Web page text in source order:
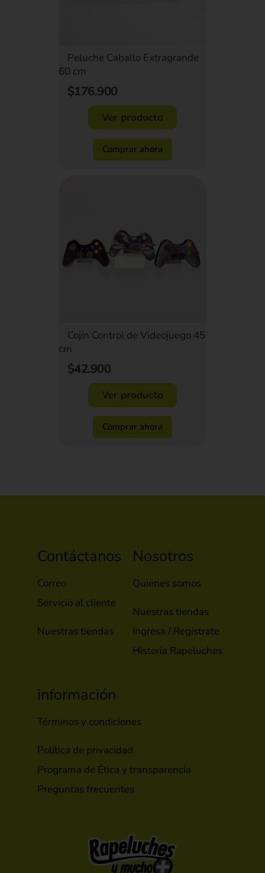
Peluche Caballo Extragrande
60 cm
$176.900
Ver producto
Comprar ahora
Cojín Control de Videojuego 45
cm
$42.900
Ver producto
Comprar ahora
Contáctanos
Correo
Servicio al cliente
Nuestras tiendas
Nosotros
Quienes somos
Nuestras tiendas
Ingresa / Regístrate
Historia Rapeluches
información
Términos y condiciones
Política de privacidad
Programa de Ética y transparencia
Preguntas frecuentes